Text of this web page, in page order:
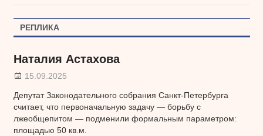
записям
запись:
РЕПЛИКА
Наталия Астахова
15.09.2025
Депутат Законодательного собрания Санкт-Петербурга
считает, что первоначальную задачу — борьбу с
лжеобщепитом — подменили формальным параметром:
площадью 50 кв.м.